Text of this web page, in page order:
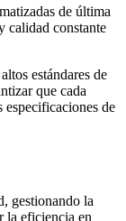
de última
calidad constante
estándares de
que cada
especificaciones de
gestionando la
la eficiencia en